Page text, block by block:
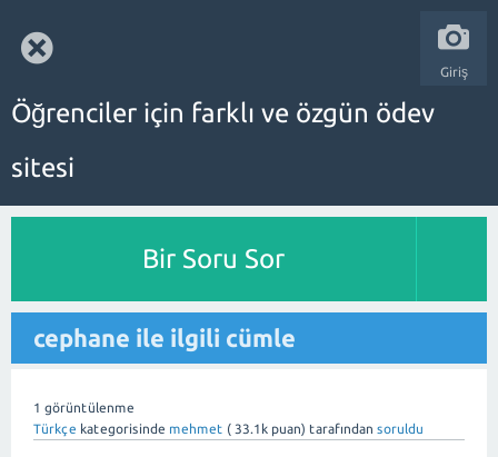
Giriş
Öğrenciler için farklı ve özgün ödev
sitesi
Bir Soru Sor
cephane ile ilgili cümle
1 görüntülenme
Türkçe kategorisinde mehmet ( 33.1k puan) tarafından soruldu